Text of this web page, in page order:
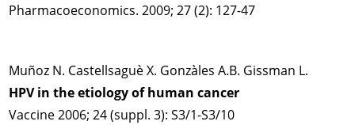
Pharmacoeconomics. 2009; 27 (2): 127-47
Muñoz N. Castellsaguè X. Gonzàles A.B. Gissman L.
HPV in the etiology of human cancer
Vaccine 2006; 24 (suppl. 3): S3/1-S3/10